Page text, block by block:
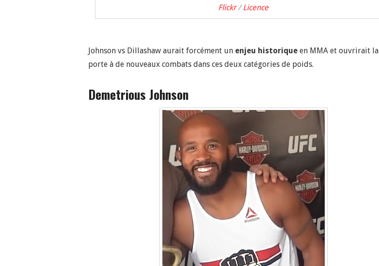
Flickr/Licence
Johnson vs Dillashaw aurait forcément un enjeu historique en MMA et ouvrirait la
porte à de nouveaux combats dans ces deux catégories de poids.
Demetrious Johnson